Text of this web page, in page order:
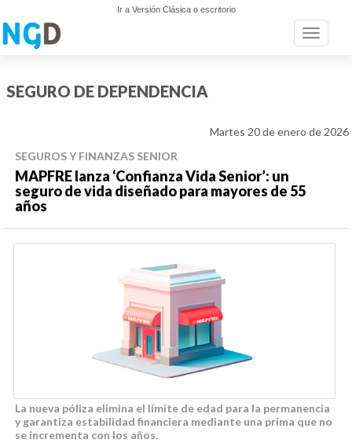
Ir a Versión Clásica o escritorio
Toggle
SEGURO DE DEPENDENCIA
Martes 20 de enero de 2026
SEGUROS Y FINANZAS SENIOR
MAPFRE lanza ‘Confianza Vida Senior’: un
seguro de vida diseñado para mayores de 55
años
La nueva póliza elimina el límite de edad para la permanencia
y garantiza estabilidad financiera mediante una prima que no
se incrementa con los años.